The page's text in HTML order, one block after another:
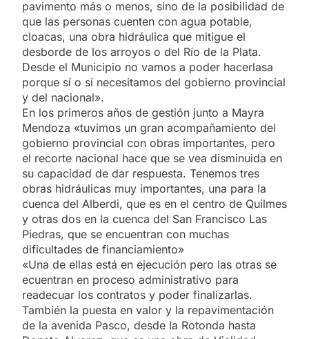
pavimento más o menos, sino de la posibilidad de
que las personas cuenten con agua potable,
cloacas, una obra hidráulica que mitigue el
desborde de los arroyos o del Río de la Plata.
Desde el Municipio no vamos a poder hacerlasa
porque sí o sí necesitamos del gobierno provincial
y del nacional».
En los primeros años de gestión junto a Mayra
Mendoza «tuvimos un gran acompañamiento del
gobierno provincial con obras importantes, pero
el recorte nacional hace que se vea disminuida en
su capacidad de dar respuesta. Tenemos tres
obras hidráulicas muy importantes, una para la
cuenca del Alberdi, que es en el centro de Quilmes
y otras dos en la cuenca del San Francisco Las
Piedras, que se encuentran con muchas
dificultades de financiamiento»
«Una de ellas está en ejecución pero las otras se
ecuentran en proceso administrativo para
readecuar los contratos y poder finalizarlas.
También la puesta en valor y la repavimentación
de la avenida Pasco, desde la Rotonda hasta